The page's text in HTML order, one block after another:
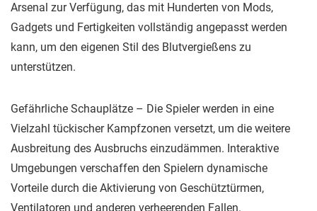
Arsenal zur Verfügung, das mit Hunderten von Mods,
Gadgets und Fertigkeiten vollständig angepasst werden
kann, um den eigenen Stil des Blutvergießens zu
unterstützen.
Gefährliche Schauplätze – Die Spieler werden in eine
Vielzahl tückischer Kampfzonen versetzt, um die weitere
Ausbreitung des Ausbruchs einzudämmen. Interaktive
Umgebungen verschaffen den Spielern dynamische
Vorteile durch die Aktivierung von Geschütztürmen,
Ventilatoren und anderen verheerenden Fallen.